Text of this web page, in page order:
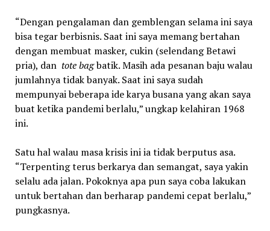
“Dengan pengalaman dan gemblengan selama ini saya
bisa tegar berbisnis. Saat ini saya memang bertahan
dengan membuat masker, cukin (selendang Betawi
pria), dan tote bagbatik. Masih ada pesanan baju walau
jumlahnya tidak banyak. Saat ini saya sudah
mempunyai beberapa ide karya busana yang akan saya
buat ketika pandemi berlalu,” ungkap kelahiran 1968
ini.
Satu hal walau masa krisis ini ia tidak berputus asa.
“Terpenting terus berkarya dan semangat, saya yakin
selalu ada jalan. Pokoknya apa pun saya coba lakukan
untuk bertahan dan berharap pandemi cepat berlalu,”
pungkasnya.